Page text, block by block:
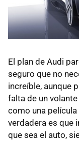
El plan de Audi
seguro que no
increíble, aunque
falta de un
como una
verdadera es que
que sea el auto,